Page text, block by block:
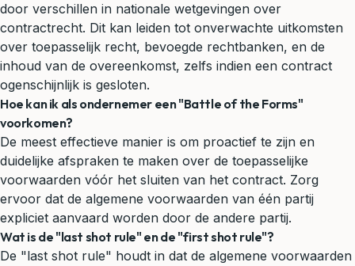
door verschillen in nationale wetgevingen over
contractrecht. Dit kan leiden tot onverwachte uitkomsten
over toepasselijk recht, bevoegde rechtbanken, en de
inhoud van de overeenkomst, zelfs indien een contract
ogenschijnlijk is gesloten.
Hoe kan ik als ondernemer een "Battle of the Forms"
voorkomen?
De meest effectieve manier is om proactief te zijn en
duidelijke afspraken te maken over de toepasselijke
voorwaarden vóór het sluiten van het contract. Zorg
ervoor dat de algemene voorwaarden van één partij
expliciet aanvaard worden door de andere partij.
Wat is de "last shot rule" en de "first shot rule"?
De "last shot rule" houdt in dat de algemene voorwaarden